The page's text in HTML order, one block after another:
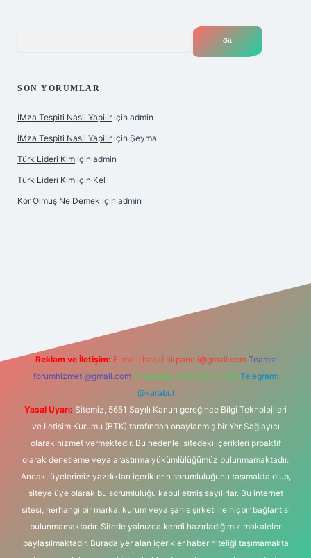
SON YORUMLAR
İMza Tespiti Nasil Yapilir için admin
İMza Tespiti Nasil Yapilir için Şeyma
Türk Lideri Kim için admin
Türk Lideri Kim için Kel
Kor Olmuş Ne Demek için admin
Reklam ve İletişim: E-mail: backlinkpaneli@gmail.com Teams:
forumhizmeti@gmail.com Whatsapp: 0262 606 0 726 Telegram:
@karabul
Yasal Uyarı: Sitemiz, 5651 Sayılı Kanun gereğince Bilgi Teknolojileri
ve İletişim Kurumu (BTK) tarafından onaylanmış bir Yer Sağlayıcı
olarak hizmet vermektedir. Bu nedenle, sitedeki içerikleri proaktif
olarak denetleme veya araştırma yükümlülüğümüz bulunmamaktadır.
Ancak, üyelerimiz yazdıkları içeriklerin sorumluluğunu taşımakta olup,
siteye üye olarak bu sorumluluğu kabul etmiş sayılırlar. Bu internet
sitesi, herhangi bir marka, kurum veya şahıs şirketi ile hiçbir bağlantısı
bulunmamaktadır. Sitede yalnızca kendi hazırladığımız makaleler
paylaşılmaktadır. Burada yer alan içerikler haber niteliği taşımamakta